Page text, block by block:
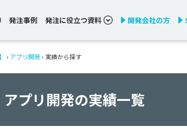
発注事例 発注に役立つ資料 開発会社の方
› アプリ開発 › 実績から探す
アプリ開発の実績一覧